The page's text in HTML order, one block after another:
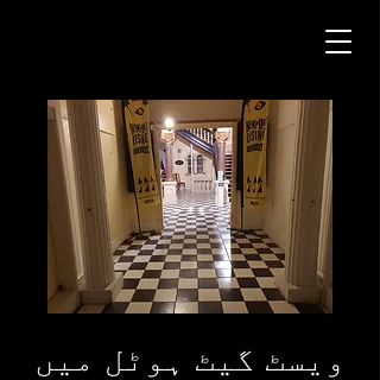
ویسٹ گیٹ ہوٹل میں